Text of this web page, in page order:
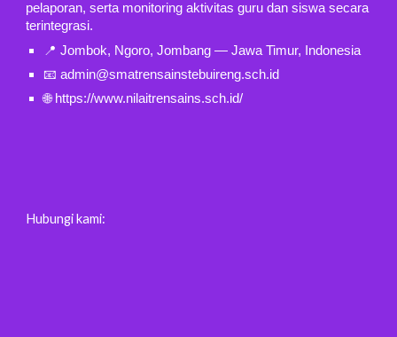
pelaporan, serta monitoring aktivitas guru dan siswa secara
terintegrasi.
📍 Jombok, Ngoro, Jombang — Jawa Timur, Indonesia
📧 admin@smatrensainstebuireng.sch.id
🌐 https://www.nilaitrensains.sch.id/
Hubungi kami: